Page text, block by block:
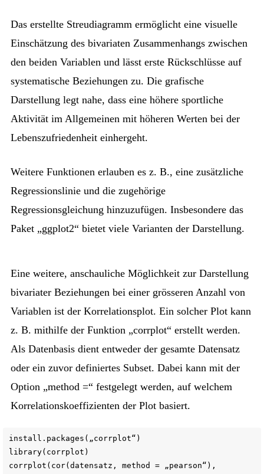
Das erstellte Streudiagramm ermöglicht eine visuelle
Einschätzung des bivariaten Zusammenhangs zwischen
den beiden Variablen und lässt erste Rückschlüsse auf
systematische Beziehungen zu. Die grafische
Darstellung legt nahe, dass eine höhere sportliche
Aktivität im Allgemeinen mit höheren Werten bei der
Lebenszufriedenheit einhergeht.
Weitere Funktionen erlauben es z. B., eine zusätzliche
Regressionslinie und die zugehörige
Regressionsgleichung hinzuzufügen. Insbesondere das
Paket „ggplot2“ bietet viele Varianten der Darstellung.
Eine weitere, anschauliche Möglichkeit zur Darstellung
bivariater Beziehungen bei einer grösseren Anzahl von
Variablen ist der Korrelationsplot. Ein solcher Plot kann
z. B. mithilfe der Funktion „corrplot“ erstellt werden.
Als Datenbasis dient entweder der gesamte Datensatz
oder ein zuvor definiertes Subset. Dabei kann mit der
Option „method =“ festgelegt werden, auf welchem
Korrelationskoeffizienten der Plot basiert.
install.packages(„corrplot“)
library(corrplot)
corrplot(cor(datensatz, method = „pearson“),